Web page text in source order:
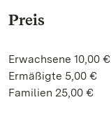
Preis
Erwachsene 10,00 €
Ermäßigte 5,00 €
Familien 25,00 €